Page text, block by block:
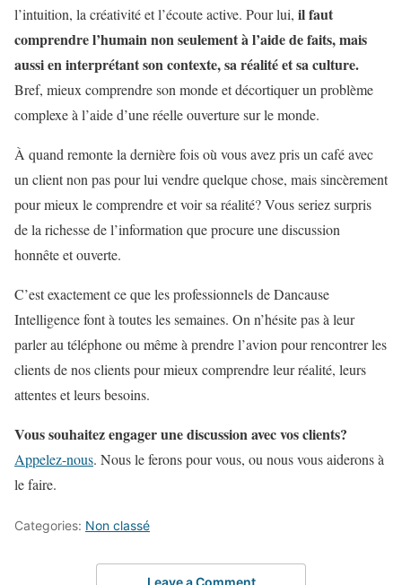
l’intuition, la créativité et l’écoute active. Pour lui, il faut
comprendre l’humain non seulement à l’aide de faits, mais
aussi en interprétant son contexte, sa réalité et sa culture.
Bref, mieux comprendre son monde et décortiquer un problème
complexe à l’aide d’une réelle ouverture sur le monde.
À quand remonte la dernière fois où vous avez pris un café avec
un client non pas pour lui vendre quelque chose, mais sincèrement
pour mieux le comprendre et voir sa réalité? Vous seriez surpris
de la richesse de l’information que procure une discussion
honnête et ouverte.
C’est exactement ce que les professionnels de Dancause
Intelligence font à toutes les semaines. On n’hésite pas à leur
parler au téléphone ou même à prendre l’avion pour rencontrer les
clients de nos clients pour mieux comprendre leur réalité, leurs
attentes et leurs besoins.
Vous souhaitez engager une discussion avec vos clients?
Appelez-nous. Nous le ferons pour vous, ou nous vous aiderons à
le faire.
Categories: Non classé
Leave a Comment